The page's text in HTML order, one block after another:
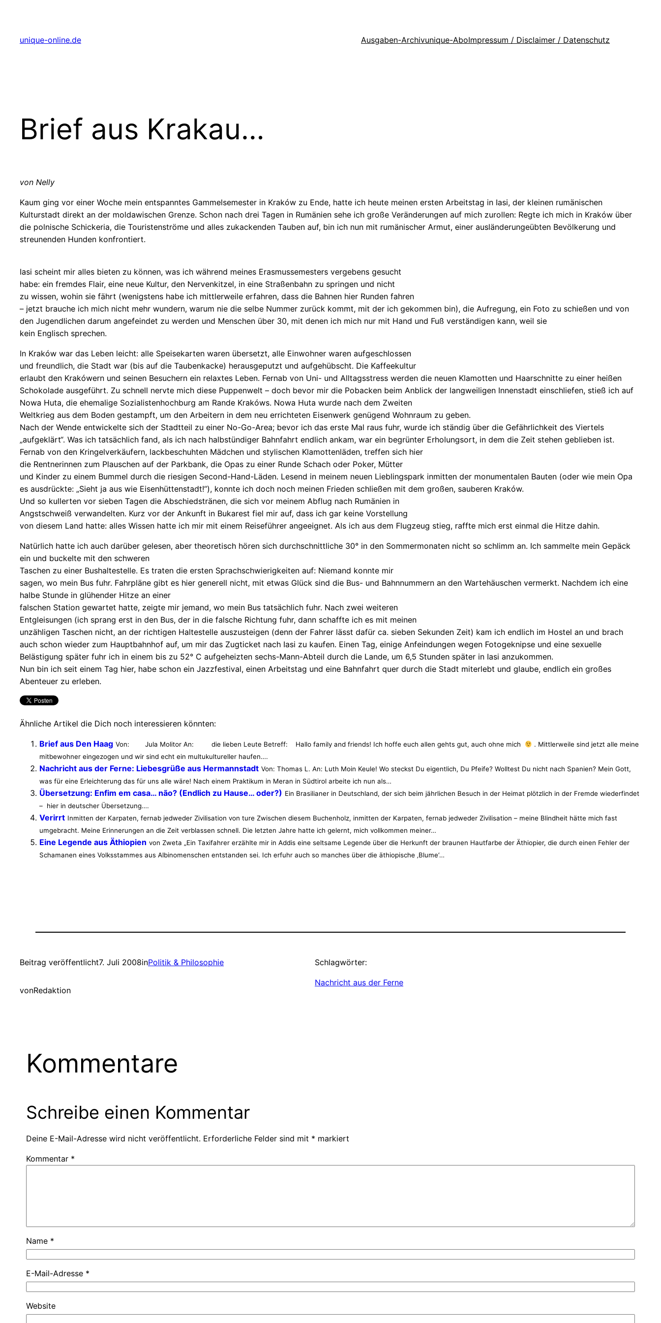
unique-online.de Ausgaben-Archivunique-AboImpressum / Disclaimer / Datenschutz
Brief aus Krakau…
von Nelly
Kaum ging vor einer Woche mein entspanntes Gammelsemester in Kraków zu Ende, hatte ich heute meinen ersten Arbeitstag in Iasi, der kleinen rumänischen
Kulturstadt direkt an der moldawischen Grenze. Schon nach drei Tagen in Rumänien sehe ich große Veränderungen auf mich zurollen: Regte ich mich in Kraków über
die polnische Schickeria, die Touristenströme und alles zukackenden Tauben auf, bin ich nun mit rumänischer Armut, einer ausländerungeübten Bevölkerung und
streunenden Hunden konfrontiert.
Iasi scheint mir alles bieten zu können, was ich während meines Erasmussemesters vergebens gesucht
habe: ein fremdes Flair, eine neue Kultur, den Nervenkitzel, in eine Straßenbahn zu springen und nicht
zu wissen, wohin sie fährt (wenigstens habe ich mittlerweile erfahren, dass die Bahnen hier Runden fahren
– jetzt brauche ich mich nicht mehr wundern, warum nie die selbe Nummer zurück kommt, mit der ich gekommen bin), die Aufregung, ein Foto zu schießen und von
den Jugendlichen darum angefeindet zu werden und Menschen über 30, mit denen ich mich nur mit Hand und Fuß verständigen kann, weil sie
kein Englisch sprechen.
In Kraków war das Leben leicht: alle Speisekarten waren übersetzt, alle Einwohner waren aufgeschlossen
und freundlich, die Stadt war (bis auf die Taubenkacke) herausgeputzt und aufgehübscht. Die Kaffeekultur
erlaubt den Krakówern und seinen Besuchern ein relaxtes Leben. Fernab von Uni- und Alltagsstress werden die neuen Klamotten und Haarschnitte zu einer heißen
Schokolade ausgeführt. Zu schnell nervte mich diese Puppenwelt – doch bevor mir die Pobacken beim Anblick der langweiligen Innenstadt einschliefen, stieß ich auf
Nowa Huta, die ehemalige Sozialistenhochburg am Rande Krakóws. Nowa Huta wurde nach dem Zweiten
Weltkrieg aus dem Boden gestampft, um den Arbeitern in dem neu errichteten Eisenwerk genügend Wohnraum zu geben.
Nach der Wende entwickelte sich der Stadtteil zu einer No-Go-Area; bevor ich das erste Mal raus fuhr, wurde ich ständig über die Gefährlichkeit des Viertels
„aufgeklärt“. Was ich tatsächlich fand, als ich nach halbstündiger Bahnfahrt endlich ankam, war ein begrünter Erholungsort, in dem die Zeit stehen geblieben ist.
Fernab von den Kringelverkäufern, lackbeschuhten Mädchen und stylischen Klamottenläden, treffen sich hier
die Rentnerinnen zum Plauschen auf der Parkbank, die Opas zu einer Runde Schach oder Poker, Mütter
und Kinder zu einem Bummel durch die riesigen Second-Hand-Läden. Lesend in meinem neuen Lieblingspark inmitten der monumentalen Bauten (oder wie mein Opa
es ausdrückte: „Sieht ja aus wie Eisenhüttenstadt!“), konnte ich doch noch meinen Frieden schließen mit dem großen, sauberen Kraków.
Und so kullerten vor sieben Tagen die Abschiedstränen, die sich vor meinem Abflug nach Rumänien in
Angstschweiß verwandelten. Kurz vor der Ankunft in Bukarest fiel mir auf, dass ich gar keine Vorstellung
von diesem Land hatte: alles Wissen hatte ich mir mit einem Reiseführer angeeignet. Als ich aus dem Flugzeug stieg, raffte mich erst einmal die Hitze dahin.
Natürlich hatte ich auch darüber gelesen, aber theoretisch hören sich durchschnittliche 30° in den Sommermonaten nicht so schlimm an. Ich sammelte mein Gepäck
ein und buckelte mit den schweren
Taschen zu einer Bushaltestelle. Es traten die ersten Sprachschwierigkeiten auf: Niemand konnte mir
sagen, wo mein Bus fuhr. Fahrpläne gibt es hier generell nicht, mit etwas Glück sind die Bus- und Bahnnummern an den Wartehäuschen vermerkt. Nachdem ich eine
halbe Stunde in glühender Hitze an einer
falschen Station gewartet hatte, zeigte mir jemand, wo mein Bus tatsächlich fuhr. Nach zwei weiteren
Entgleisungen (ich sprang erst in den Bus, der in die falsche Richtung fuhr, dann schaffte ich es mit meinen
unzähligen Taschen nicht, an der richtigen Haltestelle auszusteigen (denn der Fahrer lässt dafür ca. sieben Sekunden Zeit) kam ich endlich im Hostel an und brach
auch schon wieder zum Hauptbahnhof auf, um mir das Zugticket nach Iasi zu kaufen. Einen Tag, einige Anfeindungen wegen Fotogeknipse und eine sexuelle
Belästigung später fuhr ich in einem bis zu 52° C aufgeheizten sechs-Mann-Abteil durch die Lande, um 6,5 Stunden später in Iasi anzukommen.
Nun bin ich seit einem Tag hier, habe schon ein Jazzfestival, einen Arbeitstag und eine Bahnfahrt quer durch die Stadt miterlebt und glaube, endlich ein großes
Abenteuer zu erleben.
Ähnliche Artikel die Dich noch interessieren könnten:
Brief aus Den Haag Von: Jula Molitor An: die lieben Leute Betreff: Hallo family and friends! Ich hoffe euch allen gehts gut, auch ohne mich
. Mittlerweile sind jetzt alle meine
mitbewohner eingezogen und wir sind echt ein multukultureller haufen….
Nachricht aus der Ferne: Liebesgrüße aus Hermannstadt Von: Thomas L. An: Luth Moin Keule! Wo steckst Du eigentlich, Du Pfeife? Wolltest Du nicht nach Spanien? Mein Gott,
was für eine Erleichterung das für uns alle wäre! Nach einem Praktikum in Meran in Südtirol arbeite ich nun als…
Übersetzung: Enfim em casa… não? (Endlich zu Hause… oder?) Ein Brasilianer in Deutschland, der sich beim jährlichen Besuch in der Heimat plötzlich in der Fremde wiederfindet
– hier in deutscher Übersetzung….
Verirrt Inmitten der Karpaten, fernab jedweder Zivilisation von ture Zwischen diesem Buchenholz, inmitten der Karpaten, fernab jedweder Zivilisation – meine Blindheit hätte mich fast
umgebracht. Meine Erinnerungen an die Zeit verblassen schnell. Die letzten Jahre hatte ich gelernt, mich vollkommen meiner…
Eine Legende aus Äthiopien von Zweta „Ein Taxifahrer erzählte mir in Addis eine seltsame Legende über die Herkunft der braunen Hautfarbe der Äthiopier, die durch einen Fehler der
Schamanen eines Volksstammes aus Albinomenschen entstanden sei. Ich erfuhr auch so manches über die äthiopische ‚Blume‘…
Beitrag veröffentlicht7. Juli 2008inPolitik & Philosophie
vonRedaktion
Schlagwörter:
Nachricht aus der Ferne
Kommentare
Schreibe einen Kommentar
Deine E-Mail-Adresse wird nicht veröffentlicht. Erforderliche Felder sind mit * markiert
Kommentar *
Name *
E-Mail-Adresse *
Website